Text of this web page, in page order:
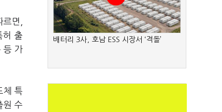
면,
허 출
등 가
체 특
원 수
배터리 3사, 호남 ESS 시장서 ‘격돌’